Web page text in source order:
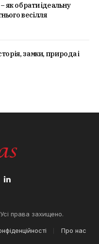
як обрати ідеальну
весілля
замки, природа і
LinkedIn
права захищено.
Про нас